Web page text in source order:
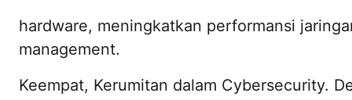
hardware, meningkatkan performansi
management.
Keempat, Kerumitan dalam Cybersecurity.